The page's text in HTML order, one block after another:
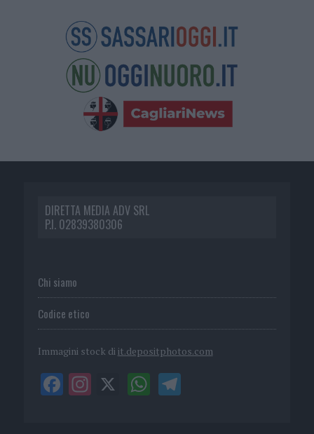
DIRETTA MEDIA ADV SRL
P.I. 02839380306
Chi siamo
Codice etico
Immagini stock di it.depositphotos.com